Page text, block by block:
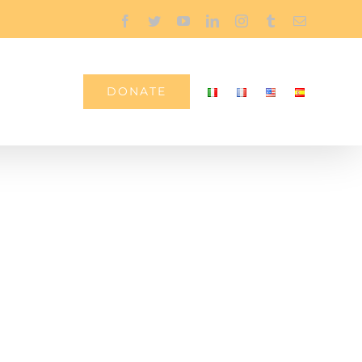
Facebook
TwitterYouTubeLinkedInInstagram
TumblrEmail
DONATE